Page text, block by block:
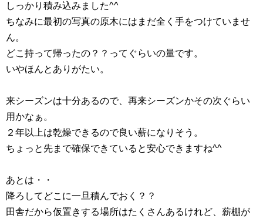
しっかり積み込みました^^
ちなみに最初の写真の原木にはまだ全く手をつけていませ
ん。
どこ持って帰ったの？？ってぐらいの量です。
いやほんとありがたい。
来シーズンは十分あるので、再来シーズンかその次ぐらい
用かなぁ。
２年以上は乾燥できるので良い薪になりそう。
ちょっと先まで確保できていると安心できますね^^
あとは・・
降ろしてどこに一旦積んでおく？？
田舎だから仮置きする場所はたくさんあるけれど、薪棚が